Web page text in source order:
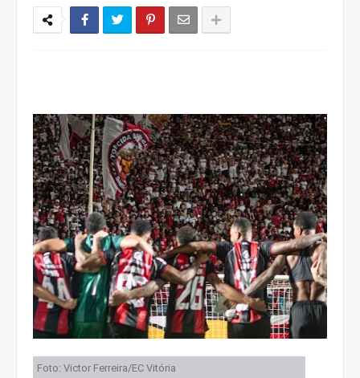
Foto: Victor Ferreira/EC Vitória